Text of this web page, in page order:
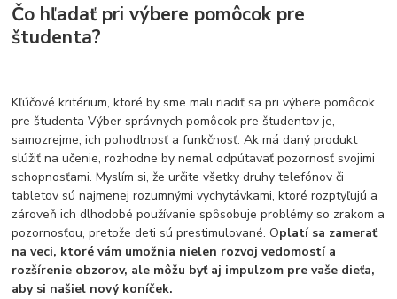
Čo hľadať pri výbere pomôcok pre
študenta?
Kľúčové kritérium, ktoré by sme mali riadiť sa pri výbere pomôcok
pre študenta Výber správnych pomôcok pre študentov je,
samozrejme, ich pohodlnosť a funkčnosť. Ak má daný produkt
slúžiť na učenie, rozhodne by nemal odpútavať pozornosť svojimi
schopnosťami. Myslím si, že určite všetky druhy telefónov či
tabletov sú najmenej rozumnými vychytávkami, ktoré rozptyľujú a
zároveň ich dlhodobé používanie spôsobuje problémy so zrakom a
pozornosťou, pretože deti sú prestimulované. Oplatí sa zamerať
na veci, ktoré vám umožnia nielen rozvoj vedomostí a
rozšírenie obzorov, ale môžu byť aj impulzom pre vaše dieťa,
aby si našiel nový koníček.